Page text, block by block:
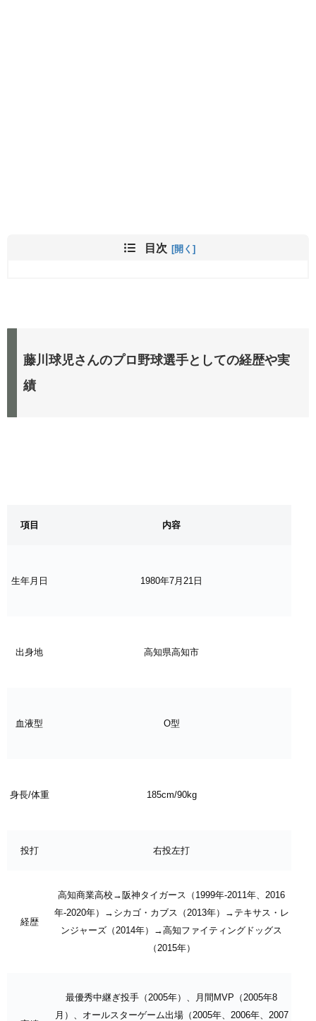
目次
藤川球児さんのプロ野球選手としての経歴や実
績
項目 内容
生年月日 1980年7月21日
出身地 高知県高知市
血液型 O型
身長/体重 185cm/90kg
投打 右投左打
経歴
高知商業高校→阪神タイガース（1999年-2011年、2016
年-2020年）→シカゴ・カブス（2013年）→テキサス・レ
ンジャーズ（2014年）→高知ファイティングドッグス
（2015年）
最優秀中継ぎ投手（2005年）、月間MVP（2005年8
月）、オールスターゲーム出場（2005年、2006年、2007